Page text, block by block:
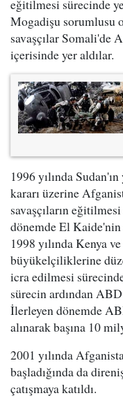
eğitilmesi sürecinde
Mogadişu
savaşçılar Somali'de
içerisinde yer aldılar.
1996 yılında
kararı üzerine
savaşçıların
dönemde El
1998 yılında Kenya
büyükelçiliklerine
icra edilmesi
sürecin ardından
İlerleyen dönemde
alınarak başına 10
2001 yılında
başladığında da
çatışmaya katıldı.